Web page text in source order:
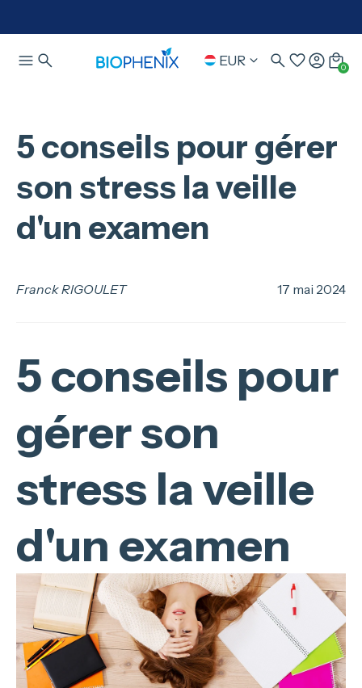
EUR 0
5 conseils pour gérer
son stress la veille
d'un examen
Franck RIGOULET 17 mai 2024
5 conseils pour
gérer son
stress la veille
d'un examen